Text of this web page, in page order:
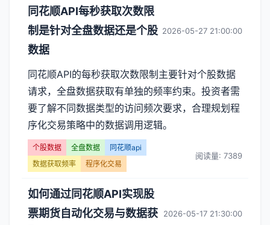
分
类
【同
花
顺
api】
文
章
列
同花顺API每秒获取次数限
制是针对全盘数据还是个股
数据
2026-05-27 21:00:00
同花顺API的每秒获取次数限制主要针对个股数据
请求，全盘数据获取有单独的频率约束。投资者需
要了解不同数据类型的访问频次要求，合理规划程
序化交易策略中的数据调用逻辑。
个股数据 全盘数据
同花顺api
数据获取频率
程序化交易
阅读量: 7389
如何通过同花顺API实现股
票期货自动化交易与数据获
2026-05-17 21:30:00